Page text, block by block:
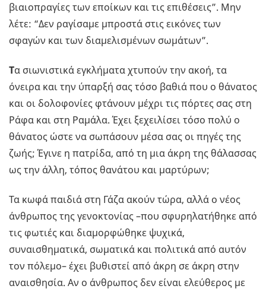
βιαιοπραγίες των εποίκων και τις επιθέσεις”. Μην
λέτε: “Δεν ραγίσαμε μπροστά στις εικόνες των
σφαγών και των διαμελισμένων σωμάτων”.
Τα σιωνιστικά εγκλήματα χτυπούν την ακοή, τα
όνειρα και την ύπαρξή σας τόσο βαθιά που ο θάνατος
και οι δολοφονίες φτάνουν μέχρι τις πόρτες σας στη
Ράφα και στη Ραμάλα. Έχει ξεχειλίσει τόσο πολύ ο
θάνατος ώστε να σωπάσουν μέσα σας οι πηγές της
ζωής; Έγινε η πατρίδα, από τη μια άκρη της θάλασσας
ως την άλλη, τόπος θανάτου και μαρτύρων;
Τα κωφά παιδιά στη Γάζα ακούν τώρα, αλλά ο νέος
άνθρωπος της γενοκτονίας –που σφυρηλατήθηκε από
τις φωτιές και διαμορφώθηκε ψυχικά,
συναισθηματικά, σωματικά και πολιτικά από αυτόν
τον πόλεμο– έχει βυθιστεί από άκρη σε άκρη στην
αναισθησία. Αν ο άνθρωπος δεν είναι ελεύθερος με